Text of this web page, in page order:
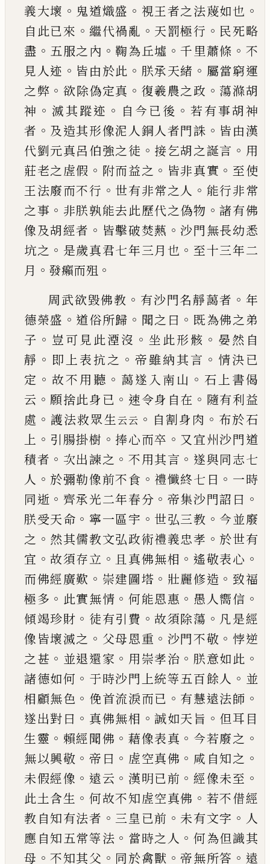
義大壞 。 鬼道熾盛 。 視王者之法蔑如也 。
自此已來 。 繼代禍亂 。 天罰極行 。 民死略
盡 。 五服之內 。鞠為丘墟 。千里蕭條 。 不
見人迹 。 皆由於此 。 朕承天緒 。 屬當窮運
之弊 。 欲除偽定真 。 復羲農之政 。 蕩滌胡
神 。 滅其蹤迹 。 自今 已後 。 若有事胡神
者 。 及造其形像泥人銅人者門誅 。 皆由漢
代劉元真呂伯強之徒 。 接乞胡之誕言 。 用
莊老之虗假 。 附而益之 。 皆非真實 。 至使
王法廢而不行 。 世有非常之人 。 能行非常
之事 。 非朕孰能去此歷代之偽物 。諸有佛
像及胡經者 。 皆擊破焚爇 。沙門無長幼悉
坑之 。 是歲真君七年三月也 。 至十三年二
月 。 發癩而殂 。
周武欲毀佛教 。 有沙門名靜藹者 。 年
德榮盛 。 道俗所歸 。 聞之曰 。 既為佛之弟
子 。 豈可見此湮沒 。 坐此形骸 。 晏然自
靜 。 即上表抗之 。 帝雖納其言 。 情決已
定 。 故不用聽 。 藹遂入南山 。 石上書偈
云 。 願捨此身已 。 速令身自在 。 隨有利益
處 。 護法救眾生云云 。 自割身肉 。 布於石
上 。 引腸掛樹 。 捧心而卒 。 又宜州沙門道
積者 。 次出諫之 。 不用其言 。 遂與同志七
人 。 於彌勒像前不食 。 禮懺終七日 。 一時
同逝 。 齊承光二年春分 。 帝集沙門詔曰 。
朕受天命 。 寧一區宇 。 世弘三教 。 今並廢
之 。 然其儒教文弘政術禮義忠孝 。 於世有
宜 。故須存立 。 且真佛無相 。遙敬表心 。
而佛經廣歎 。 崇建圖塔 。 壯麗修造 。 致福
極多 。 此實無情 。 何能恩惠 。 愚人嚮信 。
傾竭珍財 。 徒有引費 。故須除蕩 。 凡是經
像皆壞滅之 。 父母恩重 。 沙門不敬 。 悖逆
之甚 。 並退還家 。 用崇孝治 。 朕意如此 。
諸德如何 。 于時沙門上統等五百餘人 。 並
相顧無色 。 俛首流淚而已 。 有慧遠法師 。
遂出對曰 。 真佛無相 。誠如天旨 。 但耳目
生靈 。 賴經聞佛 。 藉像表真 。 今若廢之 。
無以興敬 。帝曰 。 虗空真佛 。 咸自知之 。
未假經像 。遠云 。 漢明已前 。 經像未至 。
此土含生 。何故不知虗空真佛 。 若不借經
教自知有法者 。 三皇 已前 。 未有文字 。 人
應 自知五常等法 。 當時之人 。何為但識其
母 。不知其父 。 同於禽獸 。帝無所答 。 遠